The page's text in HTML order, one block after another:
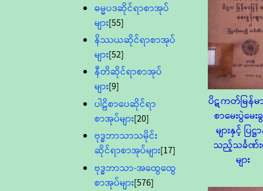
ဓမ္မပဒဆိုင်ရာစာအုပ်
များ[55]
နိဿယဆိုင်ရာစာအုပ်
များ[52]
နီတိဆိုင်ရာစာအုပ်
များ[9]
ပါဠိစာပေဆိုင်ရာ
စာအုပ်များ[20]
ဗုဒ္ဓဘာသာသမိုင်း
ဆိုင်ရာစာအုပ်များ[17]
ဗုဒ္ဓဘာသာ-အထွေထွေ
စာအုပ်များ[576]
ပိဋကတ်မြန်မ
စာမေးပွဲမေး
များနှင့် ပြဋ္ဌ
သည့်သင်္ခဏ်း
များ